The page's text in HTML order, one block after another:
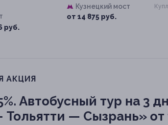
руб.
Кузнецкий мост
от 14 875 руб.
АКЦИЯ
Автобусный тур на 3
— Сызрань»